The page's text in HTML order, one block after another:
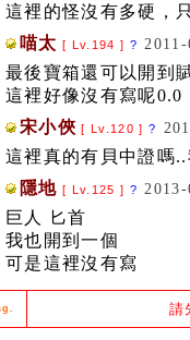
這裡的怪沒有多硬，
喵太 [ Lv.194 ] ?
最後寶箱還可以開到
這裡好像沒有寫呢0.0
宋小俠 [ Lv.120 ] ?
這裡真的有貝中證嗎
隱地 [ Lv.125 ] ?
巨人 匕首
我也開到一個
可是這裡沒有寫
請